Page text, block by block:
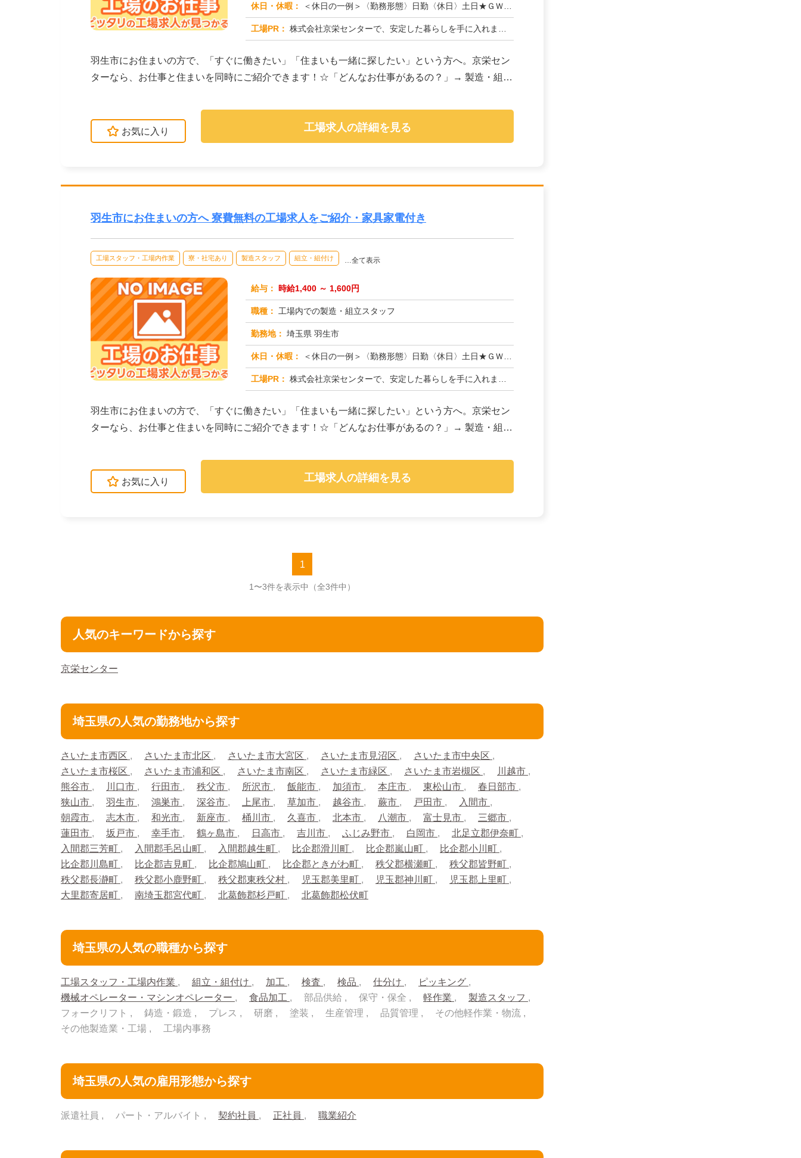
休日・休暇： ＜休日の一例＞〈勤務形態〉日勤〈休日〉土日★ＧＷ・夏季・冬季・年末年始休暇あり★有給休暇あり※配属先により休日・勤...
工場PR： 株式会社京栄センターで、安定した暮らしを手に入れませんか？☆家具付き寮がすぐに利用可能！→ 敷金・礼金・鍵交換代も...
羽生市にお住まいの方で、「すぐに働きたい」「住まいも一緒に探したい」という方へ。京栄セン
ターなら、お仕事と住まいを同時にご紹介できます！☆「どんなお仕事があるの？」→ 製造・組
お気に入り 工場求人の詳細を見る
羽生市にお住まいの方へ 寮費無料の工場求人をご紹介・家具家電付き
工場スタッフ・工場内作業 寮・社宅あり 製造スタッフ 組立・組付け …全て表示
給与： 時給1,400 ～ 1,600円
職種： 工場内での製造・組立スタッフ
勤務地： 埼玉県 羽生市
休日・休暇： ＜休日の一例＞〈勤務形態〉日勤〈休日〉土日★ＧＷ・夏季・冬季・年末年始休暇あり★有給休暇あり※配属先により休日・勤...
工場PR： 株式会社京栄センターで、安定した暮らしを手に入れませんか？☆家具付き寮がすぐに利用可能！→ 敷金・礼金・鍵交換代も...
羽生市にお住まいの方で、「すぐに働きたい」「住まいも一緒に探したい」という方へ。京栄セン
ターなら、お仕事と住まいを同時にご紹介できます！☆「どんなお仕事があるの？」→ 製造・組
お気に入り 工場求人の詳細を見る
1
1〜3件を表示中 （全3件中）
人気のキーワードから探す
京栄センター
埼玉県の人気の勤務地から探す
さいたま市西区 さいたま市北区 さいたま市大宮区 さいたま市見沼区
さいたま市中央区
さいたま市桜区
さいたま市浦和区 さいたま市南区 さいたま市緑区 さいたま市岩槻区
川越市
熊谷市
川口市 行田市 秩父市 所沢市 飯能市 加須市 本庄市 東松山市
春日部市
狭山市
羽生市 鴻巣市 深谷市 上尾市 草加市 越谷市 蕨市 戸田市
入間市
朝霞市
志木市 和光市 新座市 桶川市 久喜市 北本市 八潮市 富士見市
三郷市
蓮田市
坂戸市 幸手市 鶴ヶ島市 日高市 吉川市 ふじみ野市 白岡市
北足立郡伊奈町
入間郡三芳町
入間郡毛呂山町 入間郡越生町 比企郡滑川町 比企郡嵐山町
比企郡小川町
比企郡川島町
比企郡吉見町 比企郡鳩山町 比企郡ときがわ町 秩父郡横瀬町
秩父郡皆野町
秩父郡長瀞町
秩父郡小鹿野町 秩父郡東秩父村 児玉郡美里町 児玉郡神川町
児玉郡上里町
大里郡寄居町
南埼玉郡宮代町 北葛飾郡杉戸町 北葛飾郡松伏町
埼玉県の人気の職種から探す
工場スタッフ・工場内作業 組立・組付け 加工 検査 検品 仕分け
ピッキング
機械オペレーター・マシンオペレーター
食品加工 部品供給 保守・保全 軽作業
製造スタッフ
フォークリフト
鋳造・鍛造 プレス 研磨 塗装 生産管理 品質管理
その他軽作業・物流
その他製造業・工場
工場内事務
埼玉県の人気の雇用形態から探す
派遣社員 パート・アルバイト 契約社員 正社員 職業紹介